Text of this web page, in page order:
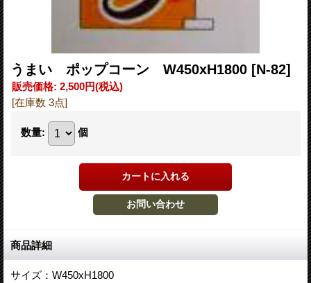
うまい ポップコーン W450xH1800 [N-82]
販売価格: 2,500円(税込)
[在庫数 3点]
数量: 個
商品詳細
サイズ：W450xH1800